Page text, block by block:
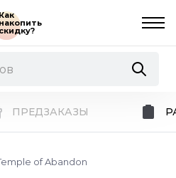
накопить
скидку?
ПРЕДЗАКАЗЫ
of Abandon